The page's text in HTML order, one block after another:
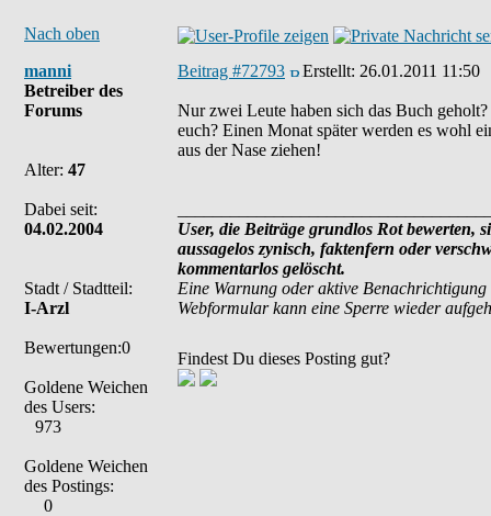
Nach oben
manni
Betreiber des
Forums
Alter: 47
Dabei seit:
04.02.2004
Stadt / Stadtteil:
I-Arzl
Bewertungen:0
Goldene Weichen
des Users:
973
Goldene Weichen
des Postings:
0
Beitrag #72793 Erstellt: 26.01.2011 11:50
Nur zwei Leute haben sich das Buch
euch? Einen Monat später werden es wohl
aus der Nase ziehen!
User, die Beiträge grundlos Rot bewerten,
aussagelos zynisch, faktenfern oder
kommentarlos gelöscht.
Eine Warnung oder aktive
Webformular kann eine Sperre wieder
Findest Du dieses Posting gut?